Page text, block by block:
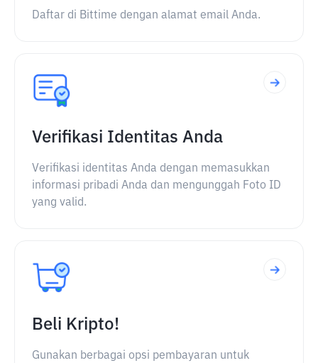
Daftar di Bittime dengan alamat email Anda.
Verifikasi Identitas Anda
Verifikasi identitas Anda dengan memasukkan
informasi pribadi Anda dan mengunggah Foto ID
yang valid.
Beli Kripto!
Gunakan berbagai opsi pembayaran untuk